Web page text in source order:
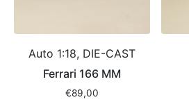
Auto 1:18, DIE-CAST
Ferrari 166 MM
€89,00